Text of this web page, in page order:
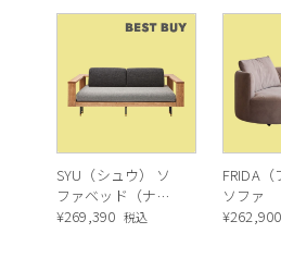
SYU（シュウ） ソ
ファベッド（ナチ
ュラル）190cm
¥269,390 税込
FRIDA（
ソファ
¥262,900